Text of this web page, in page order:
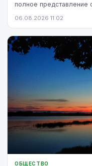
полное представление
06.08.2026 11:02
ОБЩЕСТВО